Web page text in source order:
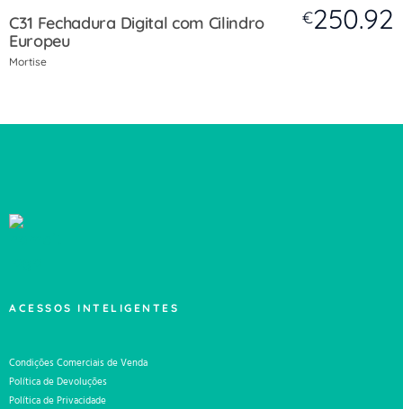
C31 Fechadura Digital com Cilindro
Europeu
€250.92
Mortise
ACESSOS INTELIGENTES
Condições Comerciais de Venda
Política de Devoluções
Política de Privacidade